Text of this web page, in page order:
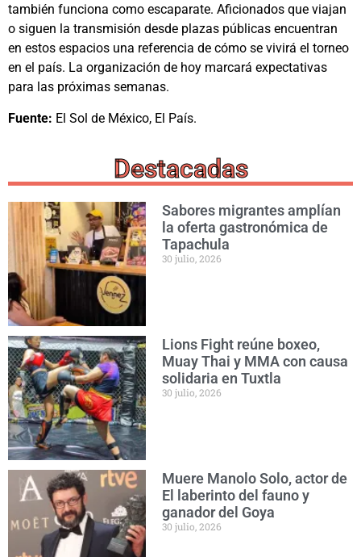
también funciona como escaparate. Aficionados que viajan
o siguen la transmisión desde plazas públicas encuentran
en estos espacios una referencia de cómo se vivirá el torneo
en el país. La organización de hoy marcará expectativas
para las próximas semanas.
Fuente: El Sol de México, El País.
Destacadas
Sabores migrantes amplían
la oferta gastronómica de
Tapachula
30 julio, 2026
Lions Fight reúne boxeo,
Muay Thai y MMA con causa
solidaria en Tuxtla
30 julio, 2026
Muere Manolo Solo, actor de
El laberinto del fauno y
ganador del Goya
30 julio, 2026